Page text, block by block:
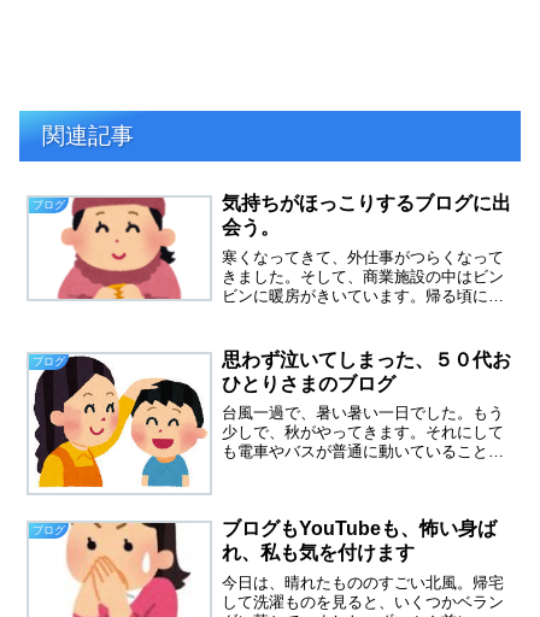
関連記事
ブログ
気持ちがほっこりするブログに出
会う。
寒くなってきて、外仕事がつらくなって
きました。そして、商業施設の中はビン
ビンに暖房がきいています。帰る頃に
と病原菌をもらってきそう。今はとにか
く美味しいもの食べて、たっ...
ブログ
思わず泣いてしまった、５０代お
ひとりさまのブログ
台風一過で、暑い暑い一日でした。もう
少しで、秋がやってきます。それにして
も電車やバスが普通に動いていること
私のブログは、私と同じ境遇...
ブログ
ブログもYouTubeも、怖い身ば
れ、私も気を付けます
今日は、晴れたもののすごい北風。帰宅
して洗濯ものを見ると、いくつかベラン